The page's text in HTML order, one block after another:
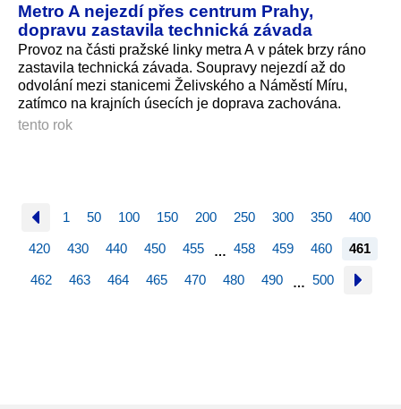
Metro A nejezdí přes centrum Prahy,
dopravu zastavila technická závada
Provoz na části pražské linky metra A v pátek brzy ráno
zastavila technická závada. Soupravy nejezdí až do
odvolání mezi stanicemi Želivského a Náměstí Míru,
zatímco na krajních úsecích je doprava zachována.
tento rok
1 50 100 150 200 250 300 350 400
420 430 440 450 455 … 458 459 460 461
462 463 464 465 470 480 490 … 500